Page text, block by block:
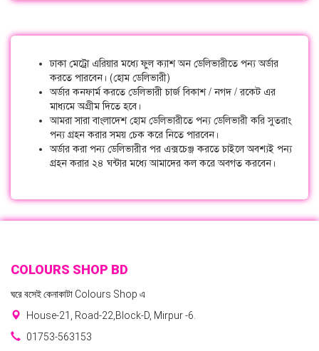
ঢাকা মেট্রো এরিয়ার মধ্যে ফুল ক্যাশ অন ডেলিভারীতে পন্য অর্ডার
করতে পারবেন। (হোম ডেলিভারী)
অর্ডার কনফার্ম করতে ডেলিভারী চার্জ বিকাশ / নগদ / রকেট এর
মাধ্যমে অগ্রীম দিতে হবে।
আমরা সারা বাংলাদেশ হোম ডেলিভারীতে পন্য ডেলিভারী করি সুতরাং
পন্য গ্রহন করার সময় চেক করে নিতে পারবেন।
অর্ডার করা পন্য ডেলিভারীর পর এক্সচেঞ্জ করতে চাইলে অবশ্যই পন্য
গ্রহন করার ২৪ ঘন্টার মধ্যে আমাদের কল করে অবগত করবেন।
COLOURS SHOP BD
ঘরে বসেই কেনাকাটা Colours Shop এ
House-21, Road-22,Block-D, Mirpur -6.
01753-563153